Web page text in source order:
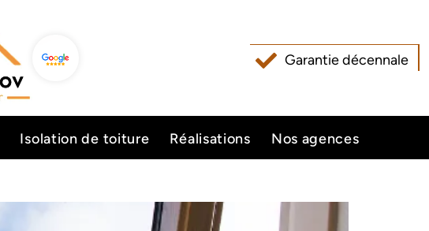
Garantie décennale
Isolation de toiture Réalisations Nos agences